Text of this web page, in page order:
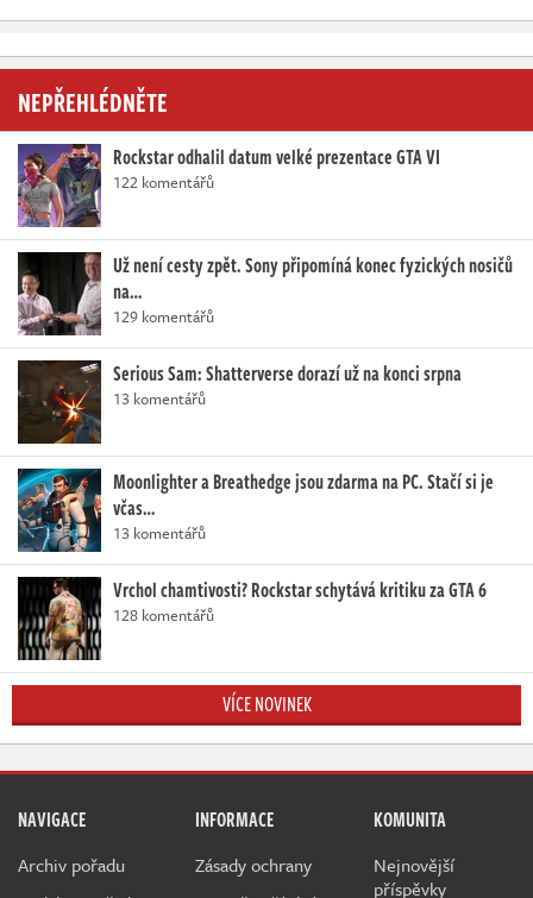
NEPŘEHLÉDNĚTE
Rockstar odhalil datum velké prezentace GTA VI
122 komentářů
Už není cesty zpět. Sony připomíná konec fyzických nosičů
na…
129 komentářů
Serious Sam: Shatterverse dorazí už na konci srpna
13 komentářů
Moonlighter a Breathedge jsou zdarma na PC. Stačí si je
včas…
13 komentářů
Vrchol chamtivosti? Rockstar schytává kritiku za GTA 6
128 komentářů
VÍCE NOVINEK
NAVIGACE
Archiv pořadu
INFORMACE
Zásady ochrany
KOMUNITA
Nejnovější
příspěvky